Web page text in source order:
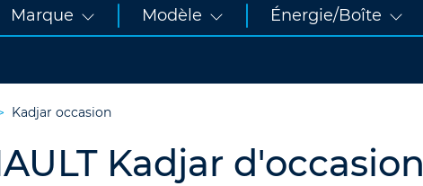
Marque Modèle Énergie/Boîte
Kadjar occasion
Kadjar d'occasion